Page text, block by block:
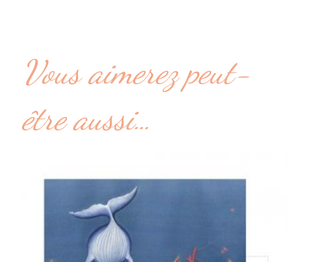
Vous aimerez peut-
être aussi…